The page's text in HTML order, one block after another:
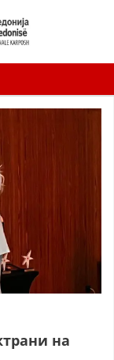
на